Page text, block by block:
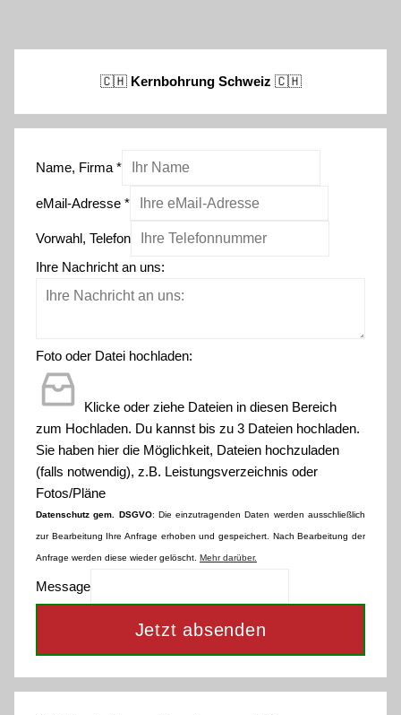
🇨🇭 Kernbohrung Schweiz 🇨🇭
Name, Firma *
eMail-Adresse *
Vorwahl, Telefon
Ihre Nachricht an uns:
Foto oder Datei hochladen:
Klicke oder ziehe Dateien in diesen Bereich
zum Hochladen. Du kannst bis zu 3 Dateien hochladen.
Sie haben hier die Möglichkeit, Dateien hochzuladen
(falls notwendig), z.B. Leistungsverzeichnis oder
Fotos/Pläne
Datenschutz gem. DSGVO: Die einzutragenden Daten werden ausschließlich
zur Bearbeitung Ihre Anfrage erhoben und gespeichert. Nach Bearbeitung der
Anfrage werden diese wieder gelöscht. Mehr darüber.
Message
Jetzt absenden